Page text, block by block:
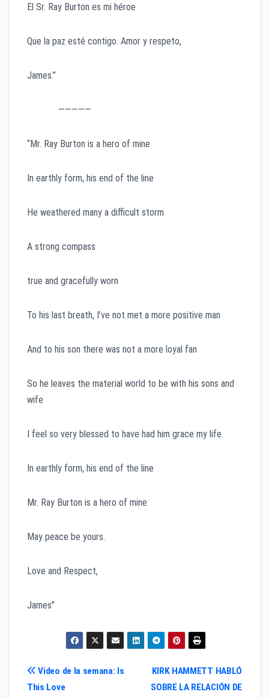
El Sr. Ray Burton es mi héroe
Que la paz esté contigo. Amor y respeto,
James.”
—————
“Mr. Ray Burton is a hero of mine
In earthly form, his end of the line
He weathered many a difficult storm
A strong compass
true and gracefully worn
To his last breath, I’ve not met a more positive man
And to his son there was not a more loyal fan
So he leaves the material world to be with his sons and
wife
I feel so very blessed to have had him grace my life
In earthly form, his end of the line
Mr. Ray Burton is a hero of mine
May peace be yours.
Love and Respect,
James”
Navegación
KIRK HAMMETT HABLÓ
SOBRE LA RELACIÓN DE
Video de la semana: Is
This Love